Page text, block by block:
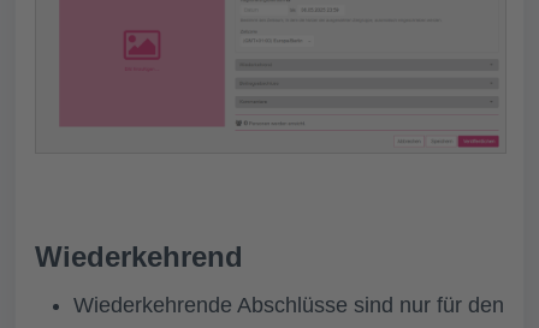
Wiederkehrend
Wiederkehrende Abschlüsse sind nur für den